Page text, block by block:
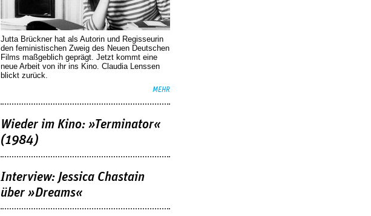
Jutta Brückner hat als Autorin und Regisseurin
den feministischen Zweig des Neuen Deutschen
Films maßgeblich geprägt. Jetzt kommt eine
neue Arbeit von ihr ins Kino. Claudia Lenssen
blickt zurück.
MEHR
Wieder im Kino: »Terminator«
(1984)
Interview: Jessica Chastain
über »Dreams«